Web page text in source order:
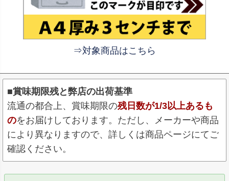
⇒対象商品はこちら
■賞味期限残と弊店の出荷基準
流通の都合上、賞味期限の残日数が1/3以上あるも
のをお届けしております。ただし、メーカーや商品
により異なりますので、詳しくは商品ページにてご
確認ください。